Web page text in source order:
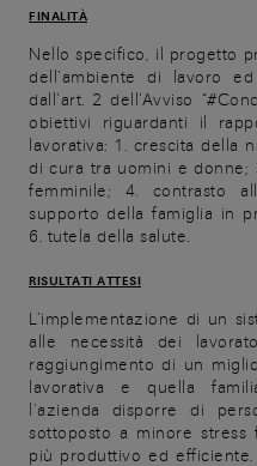
FINALITÀ
Nello specifico, il progetto
dell’ambiente di lavoro
dall’art. 2 dell’Avviso
obiettivi riguardanti il
lavorativa: 1. crescita della
di cura tra uomini e donne;
femminile; 4. contrasto
supporto della famiglia in
6. tutela della salute.
RISULTATI ATTESI
L’implementazione di un
alle necessità dei
raggiungimento di un
lavorativa e quella
l’azienda disporre di
sottoposto a minore stress
più produttivo ed efficiente.